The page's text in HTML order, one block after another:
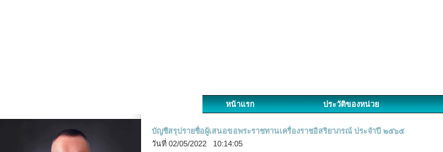
หน้าแรก ประวัติของหน่วย
บัญชีสรุปรายชื่อผู้เสนอขอพระราชทานเครื่องราชอิสริยาภรณ์ ประจำปี ๒๕๖๕
วันที่ 02/05/2022 10:14:05